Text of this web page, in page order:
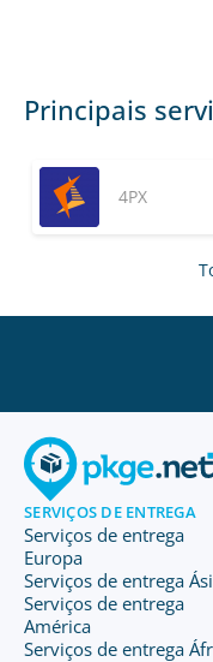
Principais
4PX
SERVIÇOS DE ENTREGA
Serviços de entrega
Europa
Serviços de entrega
Serviços de entrega
América
Serviços de entrega